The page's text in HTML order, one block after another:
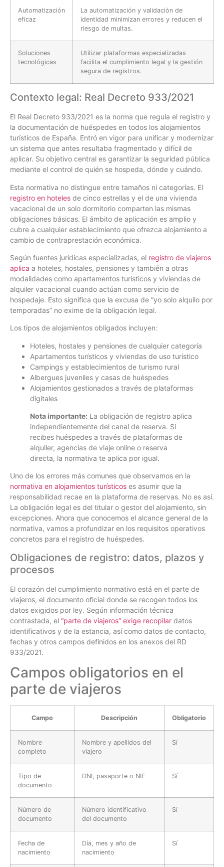
Automatización
eficaz
La automatización y validación de
identidad minimizan errores y reducen el
riesgo de multas.
Soluciones
tecnológicas
Utilizar plataformas especializadas
facilita el cumplimiento legal y la gestión
segura de registros.
Contexto legal: Real Decreto 933/2021
El Real Decreto 933/2021 es la norma que regula el registro y
la documentación de huéspedes en todos los alojamientos
turísticos de España. Entró en vigor para unificar y modernizar
un sistema que antes resultaba fragmentado y difícil de
aplicar. Su objetivo central es garantizar la seguridad pública
mediante el control de quién se hospeda, dónde y cuándo.
Esta normativa no distingue entre tamaños ni categorías. El
registro en hoteles de cinco estrellas y el de una vivienda
vacacional de un solo dormitorio comparten las mismas
obligaciones básicas. El ámbito de aplicación es amplio y
cubre a cualquier establecimiento que ofrezca alojamiento a
cambio de contraprestación económica.
Según fuentes jurídicas especializadas, el registro de viajeros
aplica a hoteles, hostales, pensiones y también a otras
modalidades como apartamentos turísticos y viviendas de
alquiler vacacional cuando actúan como servicio de
hospedaje. Esto significa que la excusa de “yo solo alquilo por
temporadas” no exime de la obligación legal.
Los tipos de alojamientos obligados incluyen:
Hoteles, hostales y pensiones de cualquier categoría
Apartamentos turísticos y viviendas de uso turístico
Campings y establecimientos de turismo rural
Albergues juveniles y casas de huéspedes
Alojamientos gestionados a través de plataformas
digitales
Nota importante: La obligación de registro aplica
independientemente del canal de reserva. Si
recibes huéspedes a través de plataformas de
alquiler, agencias de viaje online o reserva
directa, la normativa te aplica por igual.
Uno de los errores más comunes que observamos en la
normativa en alojamientos turísticos es asumir que la
responsabilidad recae en la plataforma de reservas. No es así.
La obligación legal es del titular o gestor del alojamiento, sin
excepciones. Ahora que conocemos el alcance general de la
normativa, vamos a profundizar en los requisitos operativos
concretos para el registro de huéspedes.
Obligaciones de registro: datos, plazos y
procesos
El corazón del cumplimiento normativo está en el parte de
viajeros, el documento oficial donde se recogen todos los
datos exigidos por ley. Según información técnica
contrastada, el “parte de viajeros” exige recopilar datos
identificativos y de la estancia, así como datos de contacto,
fechas y otros campos definidos en los anexos del RD
933/2021.
Campos obligatorios en el
parte de viajeros
Campo Descripción Obligatorio
Nombre
completo
Nombre y apellidos del
viajero
Sí
Tipo de
documento
DNI, pasaporte o NIE Sí
Número de
documento
Número identificativo
del documento
Sí
Fecha de
nacimiento
Día, mes y año de
nacimiento
Sí